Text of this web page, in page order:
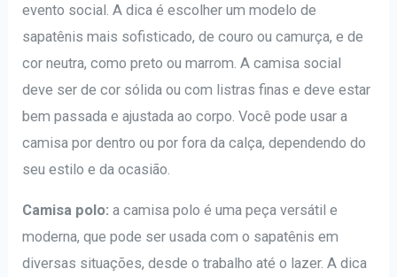
evento social. A dica é escolher um modelo de
sapatênis mais sofisticado, de couro ou camurça, e de
cor neutra, como preto ou marrom. A camisa social
deve ser de cor sólida ou com listras finas e deve estar
bem passada e ajustada ao corpo. Você pode usar a
camisa por dentro ou por fora da calça, dependendo do
seu estilo e da ocasião.
Camisa polo: a camisa polo é uma peça versátil e
moderna, que pode ser usada com o sapatênis em
diversas situações, desde o trabalho até o lazer. A dica